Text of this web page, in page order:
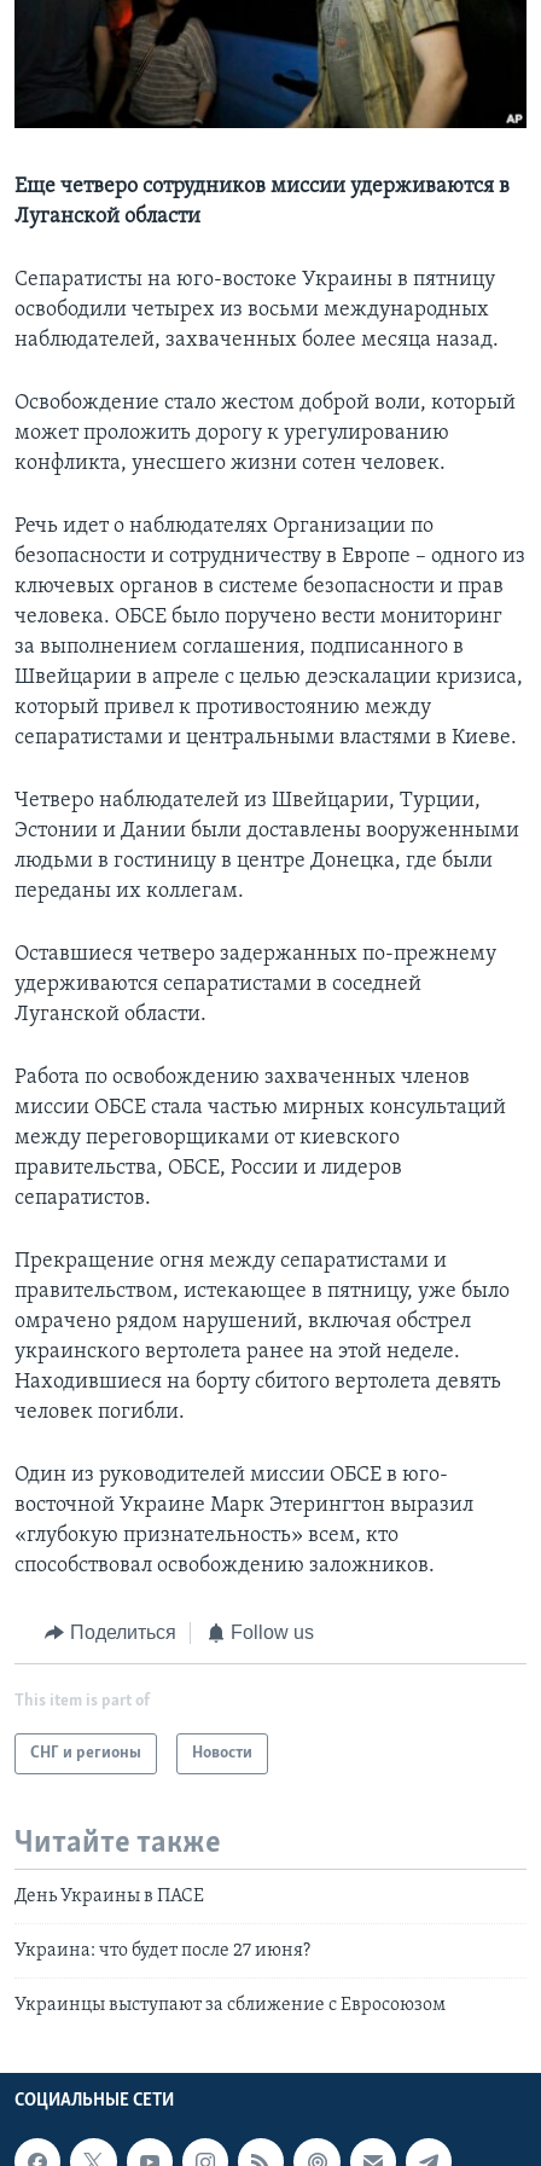
Learning English
СОЦИАЛЬНЫЕ СЕТИ
Языки
Еще четверо сотрудников миссии удерживаются в
Луганской области
Сепаратисты на юго-востоке Украины в пятницу
освободили четырех из восьми международных
наблюдателей, захваченных более месяца назад.
Освобождение стало жестом доброй воли, который
может проложить дорогу к урегулированию
конфликта, унесшего жизни сотен человек.
Речь идет о наблюдателях Организации по
безопасности и сотрудничеству в Европе – одного из
ключевых органов в системе безопасности и прав
человека. ОБСЕ было поручено вести мониторинг
за выполнением соглашения, подписанного в
Швейцарии в апреле с целью деэскалации кризиса,
который привел к противостоянию между
сепаратистами и центральными властями в Киеве.
Четверо наблюдателей из Швейцарии, Турции,
Эстонии и Дании были доставлены вооруженными
людьми в гостиницу в центре Донецка, где были
переданы их коллегам.
Оставшиеся четверо задержанных по-прежнему
удерживаются сепаратистами в соседней
Луганской области.
Работа по освобождению захваченных членов
миссии ОБСЕ стала частью мирных консультаций
между переговорщиками от киевского
правительства, ОБСЕ, России и лидеров
сепаратистов.
Прекращение огня между сепаратистами и
правительством, истекающее в пятницу, уже было
омрачено рядом нарушений, включая обстрел
украинского вертолета ранее на этой неделе.
Находившиеся на борту сбитого вертолета девять
человек погибли.
Один из руководителей миссии ОБСЕ в юго-
восточной Украине Марк Этерингтон выразил
«глубокую признательность» всем, кто
способствовал освобождению заложников.
Поделиться Follow us
This item is part of
СНГ и регионы Новости
Читайте также
День Украины в ПАСЕ
Украина: что будет после 27 июня?
Украинцы выступают за сближение с Евросоюзом
СОЦИАЛЬНЫЕ СЕТИ